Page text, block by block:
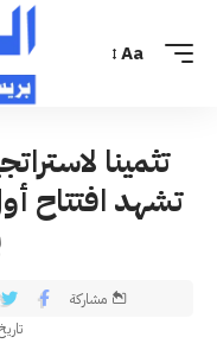
Aa
تثمينا
تشهد افتتاح
تاريخ
مشاركة